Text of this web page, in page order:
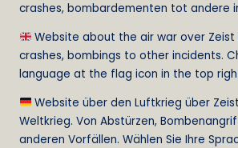
crashes, bombardementen tot andere
Website about the air war over Zeist
crashes, bombings to other incidents.
language at the flag icon in the top
Website über den Luftkrieg über
Weltkrieg. Von Abstürzen,
anderen Vorfällen. Wählen Sie Ihre